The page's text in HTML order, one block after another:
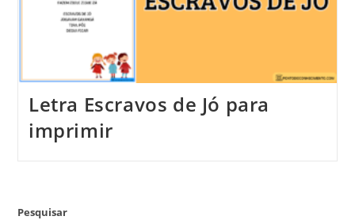
Letra Escravos de Jó para
imprimir
Pesquisar